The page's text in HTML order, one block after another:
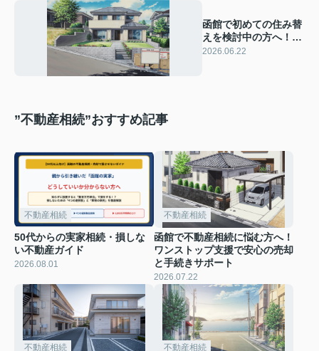
函館で初めての住み替
えを検討中の方へ！自
宅売却の手順と注意点
2026.06.22
”不動産相続”おすすめ記事
不動産相続
50代からの実家相続・損しな
い不動産ガイド
2026.08.01
不動産相続
函館で不動産相続に悩む方へ！
ワンストップ支援で安心の売却
と手続きサポート
2026.07.22
不動産相続 不動産相続